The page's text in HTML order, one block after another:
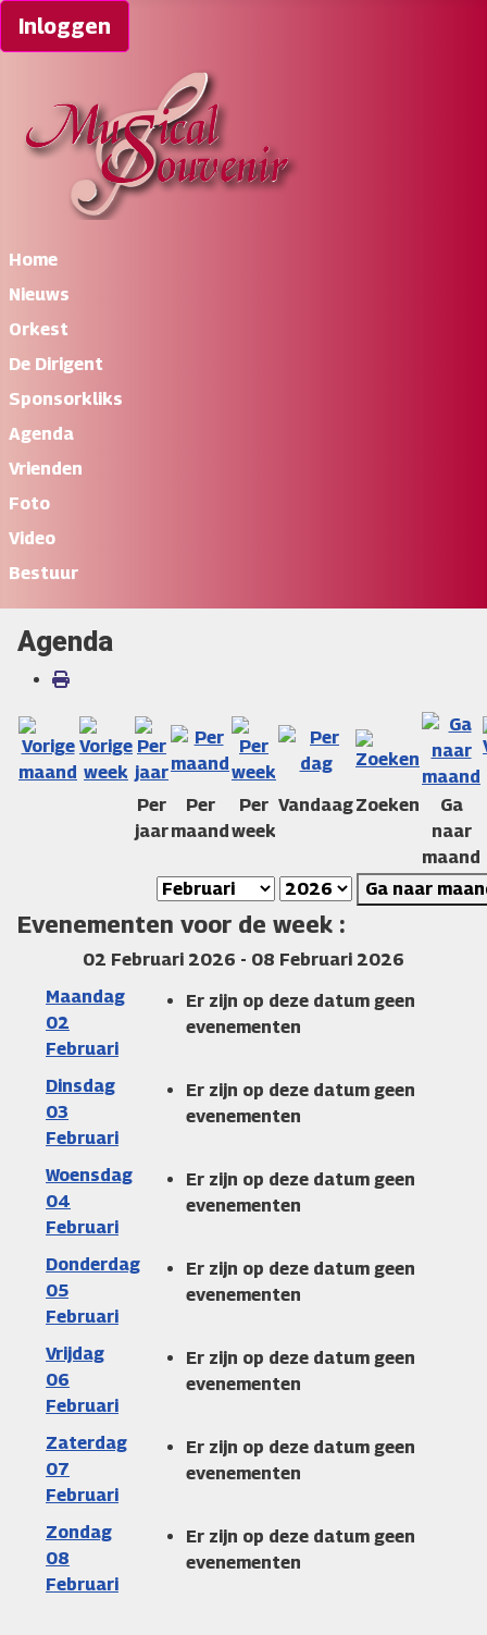
Inloggen
Home
Nieuws
Orkest
De Dirigent
Sponsorkliks
Agenda
Vrienden
Foto
Video
Bestuur
Agenda
Per
jaar
Per
maand
Per
week
VandaagZoeken
Ga
naar
maand
Ga naar
Evenementen voor de week :
02 Februari 2026 - 08 Februari 2026
Maandag
02
Februari
Er zijn op deze datum geen
evenementen
Dinsdag
03
Februari
Er zijn op deze datum geen
evenementen
Woensdag
04
Februari
Er zijn op deze datum geen
evenementen
Donderdag
05
Februari
Er zijn op deze datum geen
evenementen
Vrijdag
06
Februari
Er zijn op deze datum geen
evenementen
Zaterdag
07
Februari
Er zijn op deze datum geen
evenementen
Zondag
08
Februari
Er zijn op deze datum geen
evenementen